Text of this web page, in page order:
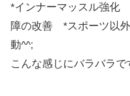
*インナーマッスル強
障の改善 *スポーツ以
動^^;
こんな感じにバラバラで